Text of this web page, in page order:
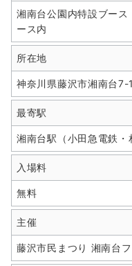
湘南台公園内特設ブー
ース内
所在地
神奈川県藤沢市湘南台7-
最寄駅
湘南台駅（小田急電鉄・
入場料
無料
主催
藤沢市民まつり 湘南台